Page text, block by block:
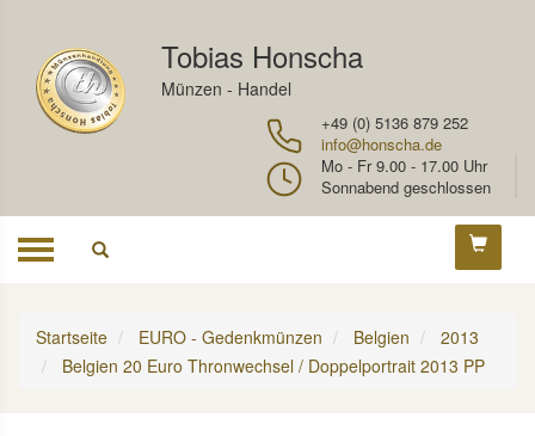
Tobias Honscha
Münzen - Handel
+49 (0) 5136 879 252
info@honscha.de
Mo - Fr 9.00 - 17.00 Uhr
Sonnabend geschlossen
Toggle
Startseite EURO - Gedenkmünzen Belgien
2013
Belgien 20 Euro Thronwechsel / Doppelportrait 2013 PP